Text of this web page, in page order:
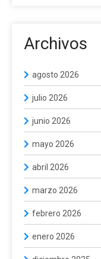
Archivos
agosto 2026
julio 2026
junio 2026
mayo 2026
abril 2026
marzo 2026
febrero 2026
enero 2026